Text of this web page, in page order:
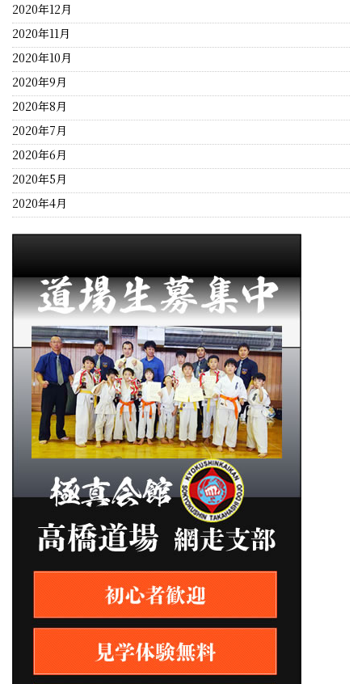
2020年12月
2020年11月
2020年10月
2020年9月
2020年8月
2020年7月
2020年6月
2020年5月
2020年4月